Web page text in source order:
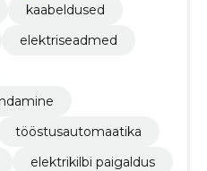
kaabeldused
elektriseadmed
tööstusautomaatika
elektrikilbi paigaldus